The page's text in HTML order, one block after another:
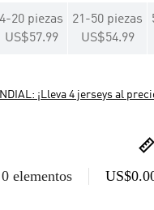
4-20 piezas
US$57.99
21 -50 piezas
US$54.99
¡Lleva 4 jerseys al

0 elementos